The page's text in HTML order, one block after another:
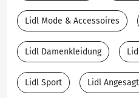
Lidl Mode & Accessoires
Lidl Damenkleidung
Lidl Sport Lidl